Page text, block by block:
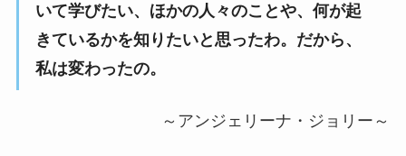
いて学びたい、ほかの人々のことや、何が起
きているかを知りたいと思ったわ。だから、
私は変わったの。
～アンジェリーナ・ジョリー～